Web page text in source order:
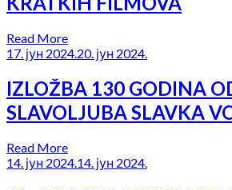
Read More
17. јун 2024. 20. јун 2024.
IZLOŽBA 130 GODINA
SLAVOLJUBA SLAVKA
Read More
14. јун 2024.14. јун 2024.